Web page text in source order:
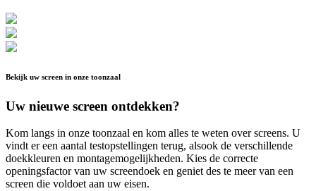
Bekijk uw screen in onze toonzaal
Uw nieuwe screen ontdekken?
Kom langs in onze toonzaal en kom alles te weten over screens. U
vindt er een aantal testopstellingen terug, alsook de verschillende
doekkleuren en montagemogelijkheden. Kies de correcte
openingsfactor van uw screendoek en geniet des te meer van een
screen die voldoet aan uw eisen.